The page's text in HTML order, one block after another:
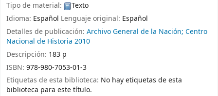
Tipo de material:
Texto
Idioma: Español Lenguaje original: Español
Detalles de publicación: Archivo General de la Nación; Centro
Nacional de Historia 2010
Descripción: 183 p
ISBN: 978-980-7053-01-3
Etiquetas de esta biblioteca: No hay etiquetas de esta
biblioteca para este título.